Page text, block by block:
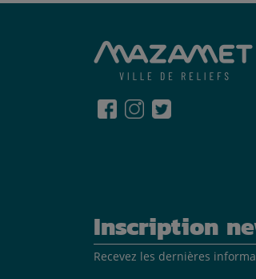
Inscription
Recevez les dernières